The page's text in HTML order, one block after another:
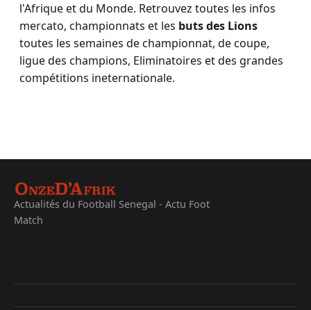
l'Afrique et du Monde. Retrouvez toutes les infos
mercato, championnats et les buts des Lions
toutes les semaines de championnat, de coupe,
ligue des champions, Eliminatoires et des grandes
compétitions ineternationale.
Actualités du Football Senegal - Actu Foot
Match